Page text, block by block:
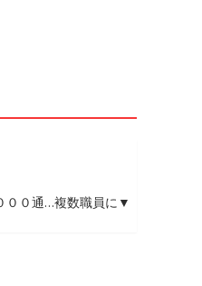
００通…複数職員に▼